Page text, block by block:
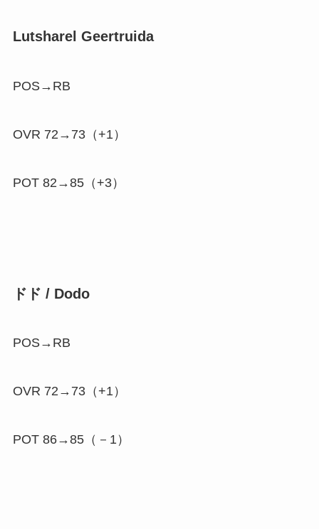
Lutsharel Geertruida
POS→RB
OVR 72→73（+1 ）
POT 82→85（+3）
ドド / Dodo
POS→RB
OVR 72→73（+1 ）
POT 86→85（ －1 ）